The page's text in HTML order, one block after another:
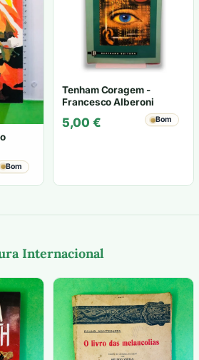
Bom
Tenham Coragem -
Francesco Alberoni
5,00 € Bom
Internacional